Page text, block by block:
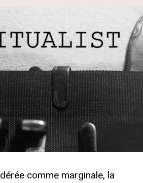
comme marginale, la